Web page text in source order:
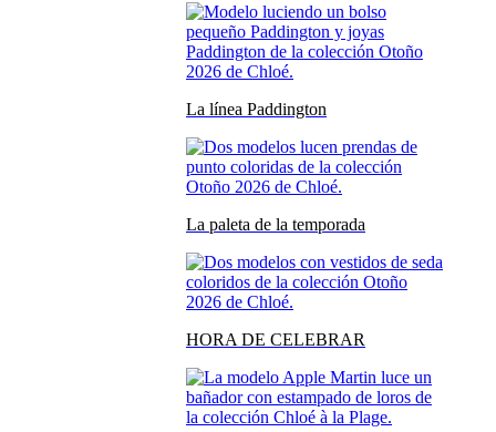
La línea Paddington
La paleta de la temporada
HORA DE CELEBRAR